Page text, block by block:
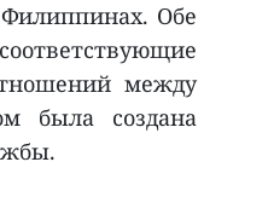
Обе
между
была создана